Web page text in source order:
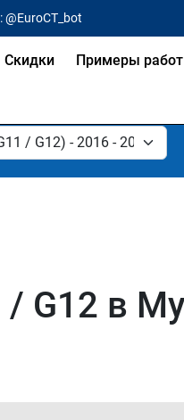
@EuroCT_bot
Скидки Примеры работ
G12 в